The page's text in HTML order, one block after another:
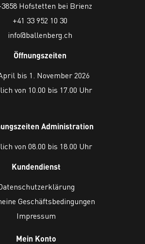
Hofstetten bei Brienz
+41 33 952 10 30
info@ballenberg.ch
Öffnungszeiten
bis 1. November 2026
von 10.00 bis 17.00 Uhr
Administration
von 08.00 bis 18.00 Uhr
Kundendienst
Geschäftsbedingungen
Impressum
Mein Konto